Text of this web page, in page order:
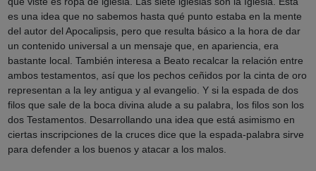
es una idea que no sabemos hasta qué punto estaba en la mente
del autor del Apocalipsis, pero que resulta básico a la hora de dar
un contenido universal a un mensaje que, en apariencia, era
bastante local. También interesa a Beato recalcar la relación entre
ambos testamentos, así que los pechos ceñidos por la cinta de oro
representan a la ley antigua y al evangelio. Y si la espada de dos
filos que sale de la boca divina alude a su palabra, los filos son los
dos Testamentos. Desarrollando una idea que está asimismo en
ciertas inscripciones de la cruces dice que la espada-palabra sirve
para defender a los buenos y atacar a los malos.